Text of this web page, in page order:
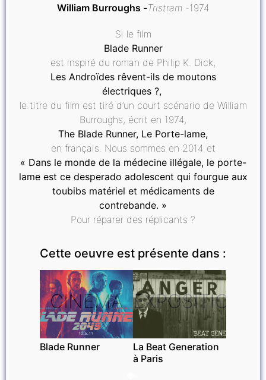
William Burroughs Tristram 1974
Si le film
Blade Runner
est inspiré du roman de Philip K. Dick,
Les Androïdes rêvent-ils de moutons
électriques ?,
le titre du film est tiré d’un court scénario de William
Burroughs, écrit en 1974,
The Blade Runner, Le Porte-lame,
en français. Nous sommes en 2014 et
« Dans le monde de la médecine illégale, le porte-
lame est ce desperado adolescent qui fourgue aux
toubibs matériel et médicaments de
contrebande. »
Pour réparer des réplicants ?
Cette oeuvre est présente dans :
CINÉMA
Blade Runner
EXPOSITIONS
La Beat Generation
à Paris